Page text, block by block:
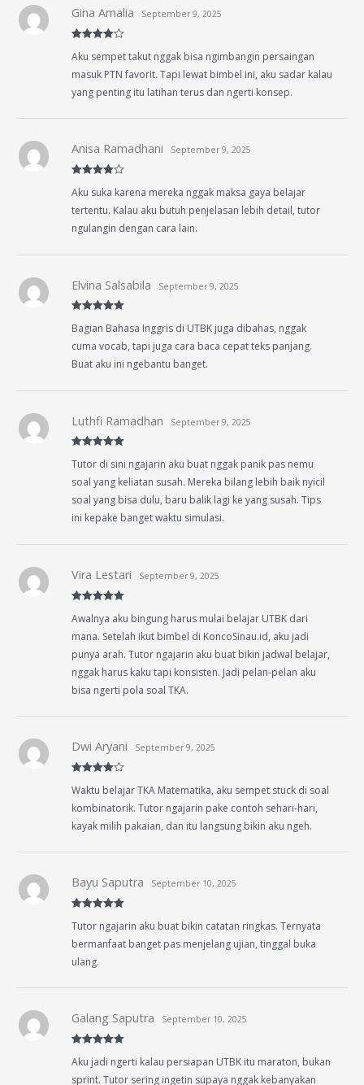
out of 5
Gina Amalia September 9, 2025
Aku sempet takut nggak bisa ngimbangin persaingan
masuk PTN favorit. Tapi lewat bimbel ini, aku sadar kalau
yang penting itu latihan terus dan ngerti konsep.
out of 5
Anisa Ramadhani September 9, 2025
Aku suka karena mereka nggak maksa gaya belajar
tertentu. Kalau aku butuh penjelasan lebih detail, tutor
ngulangin dengan cara lain.
of 5
Elvina Salsabila September 9, 2025
Bagian Bahasa Inggris di UTBK juga dibahas, nggak
cuma vocab, tapi juga cara baca cepat teks panjang.
Buat aku ini ngebantu banget.
of 5
Luthfi Ramadhan September 9, 2025
Tutor di sini ngajarin aku buat nggak panik pas nemu
soal yang keliatan susah. Mereka bilang lebih baik nyicil
soal yang bisa dulu, baru balik lagi ke yang susah. Tips
ini kepake banget waktu simulasi.
of 5
Vira Lestari September 9, 2025
Awalnya aku bingung harus mulai belajar UTBK dari
mana. Setelah ikut bimbel di KoncoSinau.id, aku jadi
punya arah. Tutor ngajarin aku buat bikin jadwal belajar,
nggak harus kaku tapi konsisten. Jadi pelan-pelan aku
bisa ngerti pola soal TKA.
out of 5
Dwi Aryani September 9, 2025
Waktu belajar TKA Matematika, aku sempet stuck di soal
kombinatorik. Tutor ngajarin pake contoh sehari-hari,
kayak milih pakaian, dan itu langsung bikin aku ngeh.
of 5
Bayu Saputra September 10, 2025
Tutor ngajarin aku buat bikin catatan ringkas. Ternyata
bermanfaat banget pas menjelang ujian, tinggal buka
ulang.
of 5
Galang Saputra September 10, 2025
Aku jadi ngerti kalau persiapan UTBK itu maraton, bukan
sprint. Tutor sering ingetin supaya nggak kebanyakan